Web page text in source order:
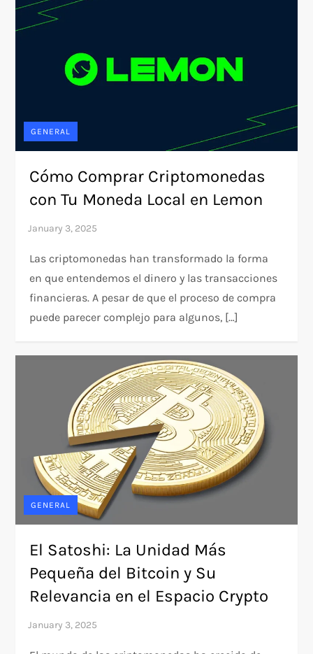
GENERAL
Cómo Comprar Criptomonedas
con Tu Moneda Local en Lemon
Las criptomonedas han transformado la forma
en que entendemos el dinero y las transacciones
financieras. A pesar de que el proceso de compra
puede parecer complejo para algunos, […]
GENERAL
El Satoshi: La Unidad Más
Pequeña del Bitcoin y Su
Relevancia en el Espacio Crypto